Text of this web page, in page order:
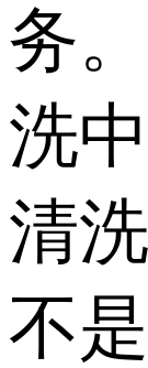
务
洗
清
不